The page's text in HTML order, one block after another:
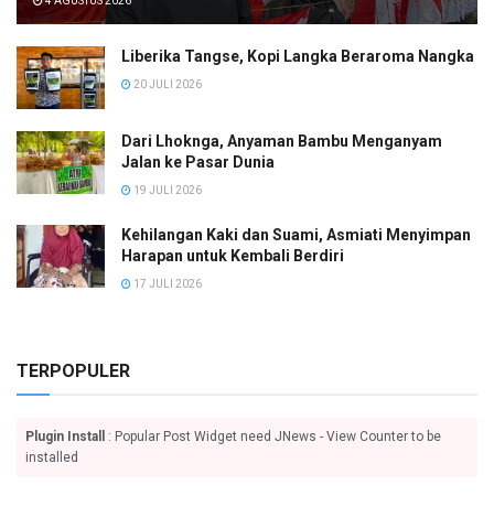
Liberika Tangse, Kopi Langka Beraroma Nangka
20 JULI 2026
Dari Lhoknga, Anyaman Bambu Menganyam
Jalan ke Pasar Dunia
19 JULI 2026
Kehilangan Kaki dan Suami, Asmiati Menyimpan
Harapan untuk Kembali Berdiri
17 JULI 2026
TERPOPULER
Plugin Install
: Popular Post Widget need JNews - View Counter to be
installed